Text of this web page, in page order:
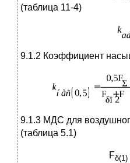
(таблица 11-4)
9.1.2 Коэффициент
9.1.3 МДС для
(таблица 5.1)
Fδ(1)